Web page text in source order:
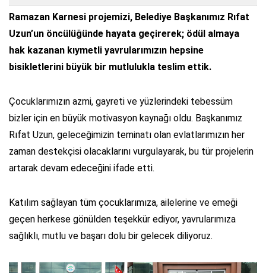
Ramazan Karnesi projemizi, Belediye Başkanımız Rıfat
Uzun’un öncülüğünde hayata geçirerek; ödül almaya
hak kazanan kıymetli yavrularımızın hepsine
bisikletlerini büyük bir mutlulukla teslim ettik.
Çocuklarımızın azmi, gayreti ve yüzlerindeki tebessüm
bizler için en büyük motivasyon kaynağı oldu. Başkanımız
Rıfat Uzun, geleceğimizin teminatı olan evlatlarımızın her
zaman destekçisi olacaklarını vurgulayarak, bu tür projelerin
artarak devam edeceğini ifade etti.
Katılım sağlayan tüm çocuklarımıza, ailelerine ve emeği
geçen herkese gönülden teşekkür ediyor, yavrularımıza
sağlıklı, mutlu ve başarı dolu bir gelecek diliyoruz.